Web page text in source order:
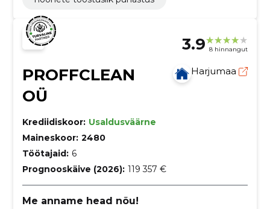
3.9 8 hinnangut
PROFFCLEAN
OÜ
Harjumaa
Krediidiskoor: Usaldusväärne
Maineskoor: 2480
Töötajaid: 6
Prognooskäive (2026): 119 357 €
Me anname head nõu!